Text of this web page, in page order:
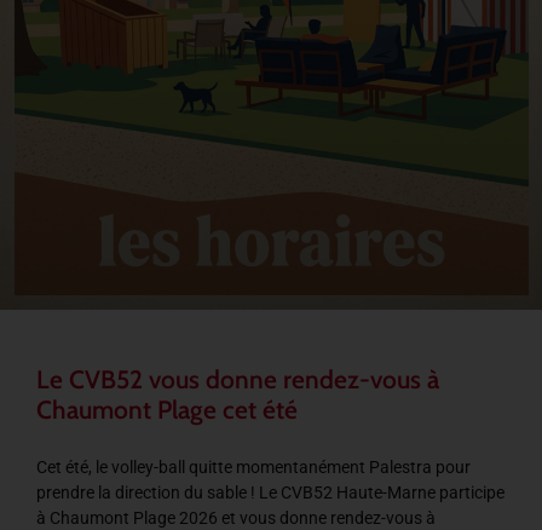
Le CVB52 vous donne rendez-vous à
Chaumont Plage cet été
Cet été, le volley-ball quitte momentanément Palestra pour
prendre la direction du sable ! Le CVB52 Haute-Marne participe
à Chaumont Plage 2026 et vous donne rendez-vous à